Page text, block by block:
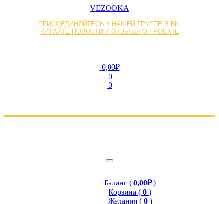
VEZOOKA
ПРИСОЕДИНЯЙТЕСЬ К НАШЕЙ ГРУППЕ В ВК,
ЧИТАЙТЕ НОВОСТИ И ОТЗЫВЫ О ПРОЕКТЕ
0,00₽
0
0
Баланс ( 0,00₽)
Корзина ( 0 )
Желания ( 0 )